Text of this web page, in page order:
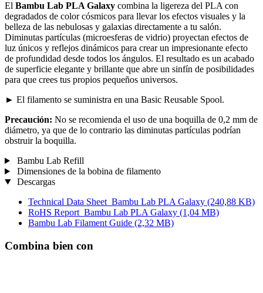
El Bambu Lab PLA Galaxy combina la ligereza del PLA con
degradados de color cósmicos para llevar los efectos visuales y la
belleza de las nebulosas y galaxias directamente a tu salón.
Diminutas partículas (microesferas de vidrio) proyectan efectos de
luz únicos y reflejos dinámicos para crear un impresionante efecto
de profundidad desde todos los ángulos. El resultado es un acabado
de superficie elegante y brillante que abre un sinfín de posibilidades
para que crees tus propios pequeños universos.
► El filamento se suministra en una Basic Reusable Spool.
Precaución: No se recomienda el uso de una boquilla de 0,2 mm de
diámetro, ya que de lo contrario las diminutas partículas podrían
obstruir la boquilla.
Bambu Lab Refill
Dimensiones de la bobina de filamento
Descargas
Technical Data Sheet_Bambu Lab PLA Galaxy (240,88 KB)
RoHS Report_Bambu Lab PLA Galaxy (1,04 MB)
Bambu Lab Filament Guide (2,32 MB)
Combina bien con